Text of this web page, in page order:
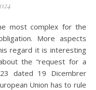
More aspects
regard it is interesting
the “request for a
23 dated 19 Dicembrer
Union has to rule